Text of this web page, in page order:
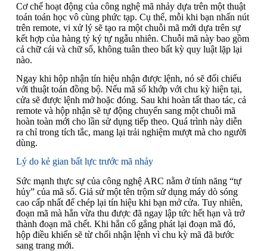
Cơ chế hoạt động của công nghệ mã nhảy dựa trên một thuật
toán toán học vô cùng phức tạp. Cụ thể, mỗi khi bạn nhấn nút
trên remote, vi xử lý sẽ tạo ra một chuỗi mã mới dựa trên sự
kết hợp của hàng tỷ ký tự ngẫu nhiên. Chuỗi mã này bao gồm
cả chữ cái và chữ số, không tuân theo bất kỳ quy luật lặp lại
nào.
Ngay khi hộp nhận tín hiệu nhận được lệnh, nó sẽ đối chiếu
với thuật toán đồng bộ. Nếu mã số khớp với chu kỳ hiện tại,
cửa sẽ được lệnh mở hoặc đóng. Sau khi hoàn tất thao tác, cả
remote và hộp nhận sẽ tự động chuyển sang một chuỗi mã
hoàn toàn mới cho lần sử dụng tiếp theo. Quá trình này diễn
ra chỉ trong tích tắc, mang lại trải nghiệm mượt mà cho người
dùng.
Lý do kẻ gian bất lực trước mã nhảy
Sức mạnh thực sự của công nghệ ARC nằm ở tính năng “tự
hủy” của mã số. Giả sử một tên trộm sử dụng máy dò sóng
cao cấp nhất để chép lại tín hiệu khi bạn mở cửa. Tuy nhiên,
đoạn mã mà hắn vừa thu được đã ngay lập tức hết hạn và trở
thành đoạn mã chết. Khi hắn cố gắng phát lại đoạn mã đó,
hộp điều khiển sẽ từ chối nhận lệnh vì chu kỳ mã đã bước
sang trang mới.